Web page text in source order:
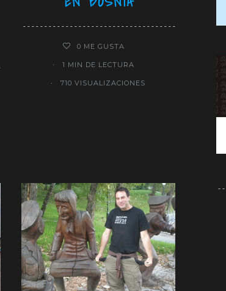
0 ME GUSTA
1 MIN DE LECTURA
710 VISUALIZACIONES